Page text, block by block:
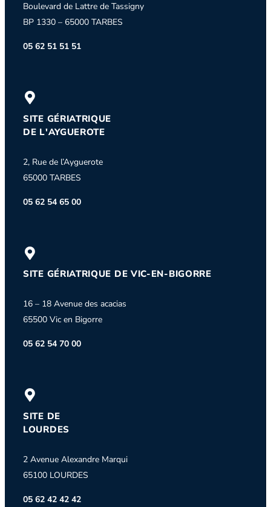
Boulevard de Lattre de Tassigny
BP 1330 – 65000 TARBES
05 62 51 51 51
SITE GÉRIATRIQUE
DE L'AYGUEROTE
2, Rue de l’Ayguerote
65000 TARBES
05 62 54 65 00
SITE GÉRIATRIQUE DE VIC-EN-BIGORRE
16 – 18 Avenue des acacias
65500 Vic en Bigorre
05 62 54 70 00
SITE DE
LOURDES
2 Avenue Alexandre Marqui
65100 LOURDES
05 62 42 42 42